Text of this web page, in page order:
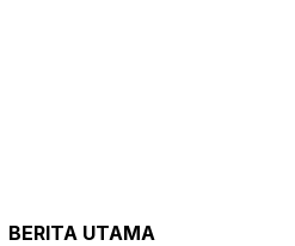
BERITA UTAMA